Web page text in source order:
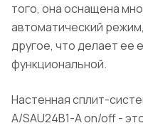
того, она оснащена
автоматический
другое, что делает ее
функциональной.
Настенная сплит-
A/SAU24B1-A on/off -